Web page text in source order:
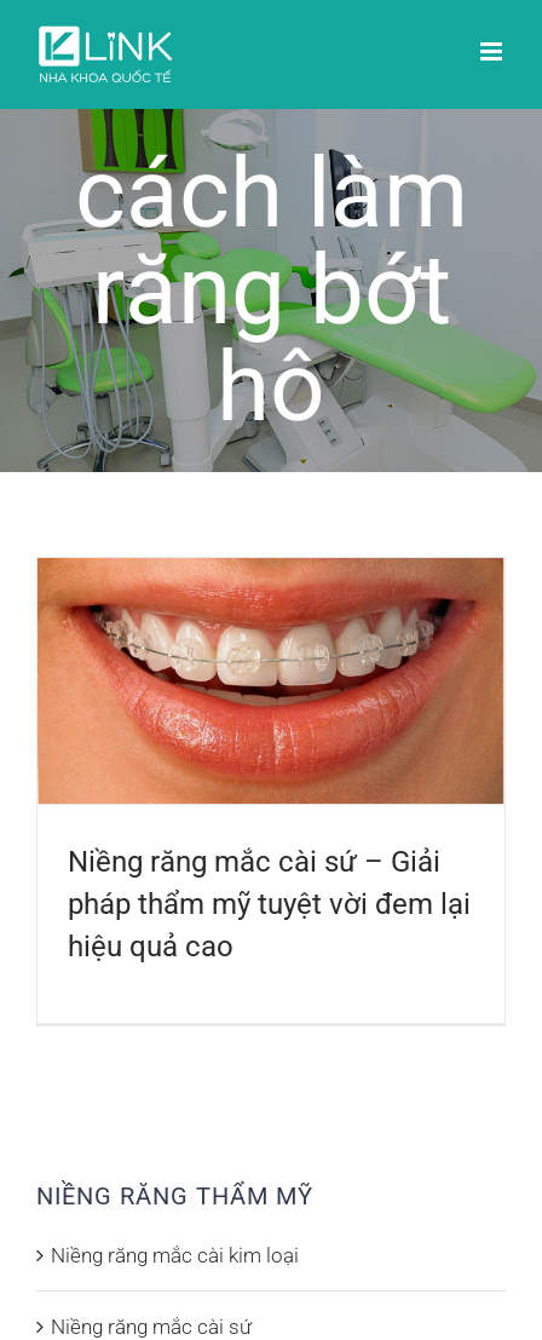
content
cách làm
răng bớt
hô
Niềng răng mắc cài sứ – Giải
pháp thẩm mỹ tuyệt vời đem lại
hiệu quả cao
NIỀNG RĂNG THẨM MỸ
Niềng răng mắc cài kim loại
Niềng răng mắc cài sứ